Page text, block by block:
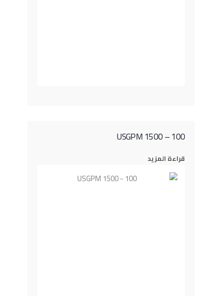
100 – 1500 USGPM
قراءة المزيد